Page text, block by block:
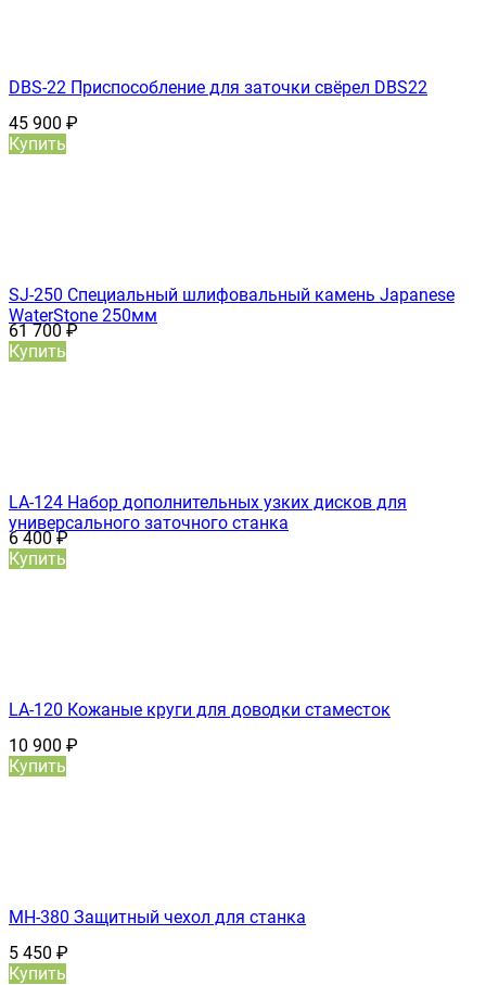
DBS-22 Приспособление для заточки свёрел DBS22
45 900 ₽
Купить
SJ-250 Специальный шлифовальный камень Japanese
WaterStone 250мм
61 700₽
Купить
LA-124 Набор дополнительных узких дисков для
универсального заточного станка
6 400₽
Купить
LA-120 Кожаные круги для доводки стаместок
10 900 ₽
Купить
MH-380 Защитный чехол для станка
5 450 ₽
Купить